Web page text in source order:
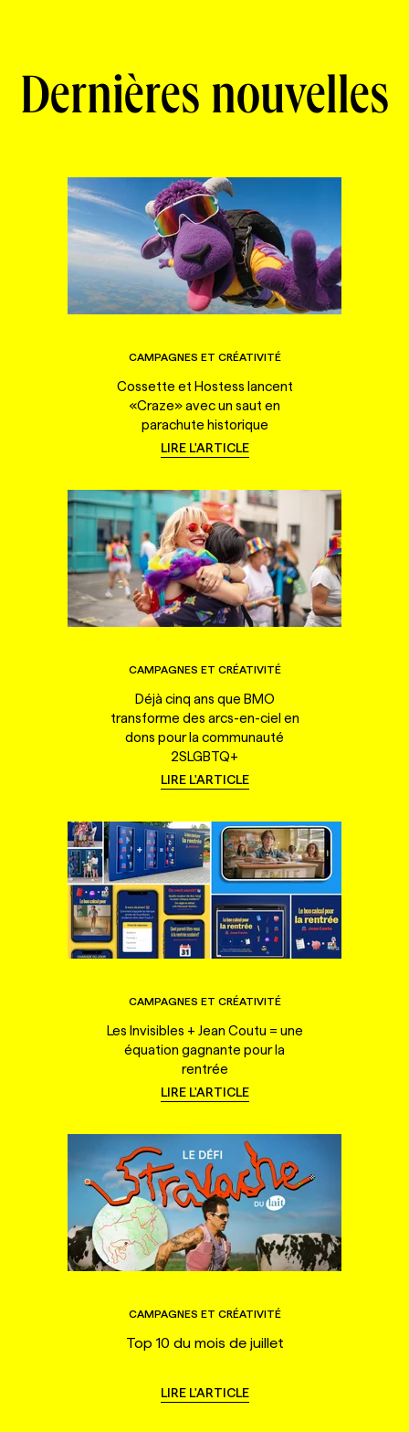
Dernières nouvelles
CAMPAGNES ET CRÉATIVITÉ
Cossette et Hostess lancent
«Craze» avec un saut en
parachute historique
LIRE L'ARTICLE
CAMPAGNES ET CRÉATIVITÉ
Déjà cinq ans que BMO
transforme des arcs-en-ciel en
dons pour la communauté
2SLGBTQ+
LIRE L'ARTICLE
CAMPAGNES ET CRÉATIVITÉ
Les Invisibles + Jean Coutu = une
équation gagnante pour la
rentrée
LIRE L'ARTICLE
CAMPAGNES ET CRÉATIVITÉ
Top 10 du mois de juillet
LIRE L'ARTICLE